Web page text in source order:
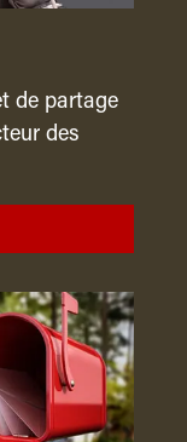
de partage
des